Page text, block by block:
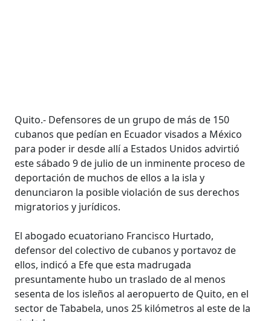
Quito.- Defensores de un grupo de más de 150
cubanos que pedían en Ecuador visados a México
para poder ir desde allí a Estados Unidos advirtió
este sábado 9 de julio de un inminente proceso de
deportación de muchos de ellos a la isla y
denunciaron la posible violación de sus derechos
migratorios y jurídicos.
El abogado ecuatoriano Francisco Hurtado,
defensor del colectivo de cubanos y portavoz de
ellos, indicó a Efe que esta madrugada
presuntamente hubo un traslado de al menos
sesenta de los isleños al aeropuerto de Quito, en el
sector de Tababela, unos 25 kilómetros al este de la